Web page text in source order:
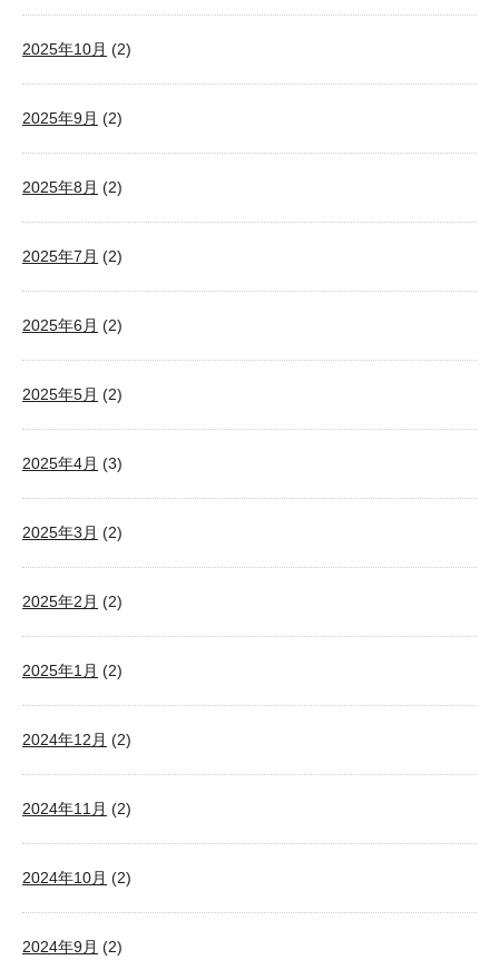
2025年10月 (2)
2025年9月 (2)
2025年8月 (2)
2025年7月 (2)
2025年6月 (2)
2025年5月 (2)
2025年4月 (3)
2025年3月 (2)
2025年2月 (2)
2025年1月 (2)
2024年12月 (2)
2024年11月 (2)
2024年10月 (2)
2024年9月 (2)